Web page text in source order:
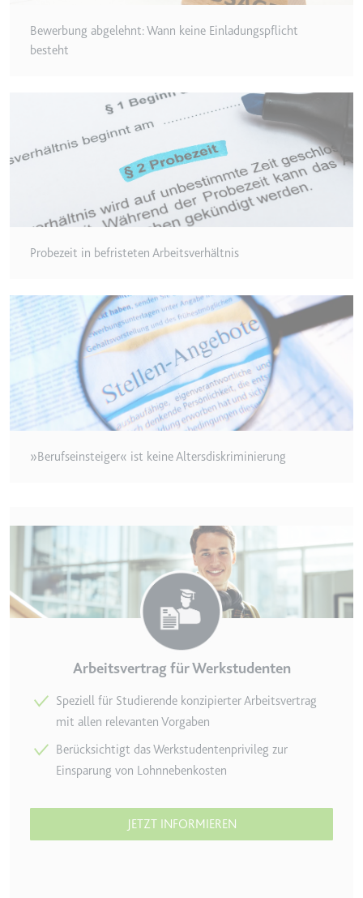
Bewerbung abgelehnt: Wann keine Einladungspflicht
besteht
Probezeit in befristeten Arbeitsverhältnis
»Berufseinsteiger« ist keine Altersdiskriminierung
Arbeitsvertrag für Werkstudenten
Speziell für Studierende konzipierter Arbeitsvertrag
mit allen relevanten Vorgaben
Berücksichtigt das Werkstudentenprivileg zur
Einsparung von Lohnnebenkosten
JETZT INFORMIEREN